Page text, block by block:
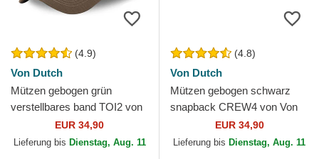
(4.9)
Von Dutch
Mützen gebogen grün
verstellbares band TOI2 von
Von DutchEUR 34,90
Lieferung bis Dienstag, Aug. 11
(4.8)
Von Dutch
Mützen gebogen schwarz
snapback CREW4 von Von
EUR 34,90
Lieferung bis Dienstag, Aug. 11